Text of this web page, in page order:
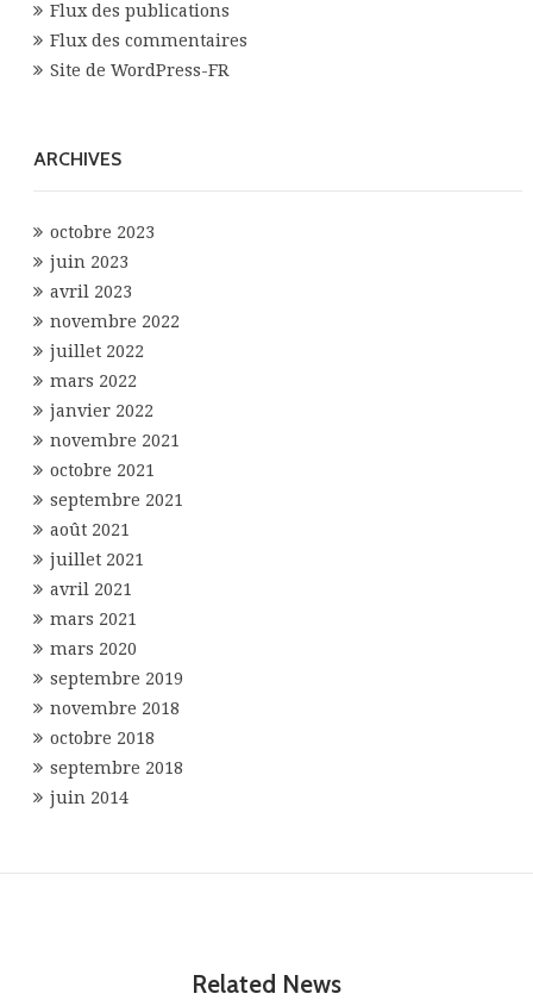
Flux des publications
Flux des commentaires
Site de WordPress-FR
ARCHIVES
octobre 2023
juin 2023
avril 2023
novembre 2022
juillet 2022
mars 2022
janvier 2022
novembre 2021
octobre 2021
septembre 2021
août 2021
juillet 2021
avril 2021
mars 2021
mars 2020
septembre 2019
novembre 2018
octobre 2018
septembre 2018
juin 2014
Related News